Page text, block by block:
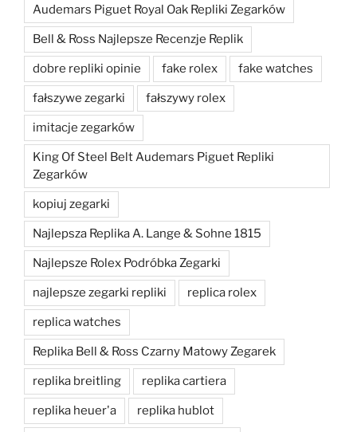
Audemars Piguet Royal Oak Repliki Zegarków
Bell & Ross Najlepsze Recenzje Replik
dobre repliki opinie fake rolex fake watches
fałszywe zegarki fałszywy rolex
imitacje zegarków
King Of Steel Belt Audemars Piguet Repliki
Zegarków
kopiuj zegarki
Najlepsza Replika A. Lange & Sohne 1815
Najlepsze Rolex Podróbka Zegarki
najlepsze zegarki repliki replica rolex
replica watches
Replika Bell & Ross Czarny Matowy Zegarek
replika breitling replika cartiera
replika heuer'a replika hublot